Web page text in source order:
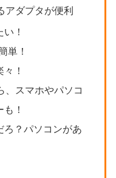
ダプタが便利
！
単！
！
スマホやパソコ
！
？パソコンがあ